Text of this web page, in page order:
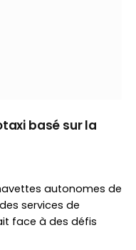
basé sur la
autonomes de
services de
face à des défis